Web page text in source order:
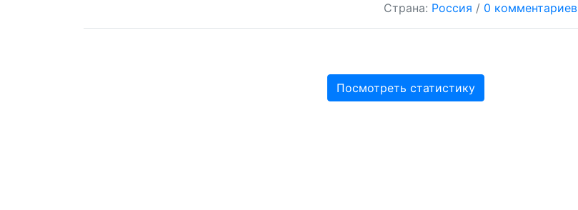
Страна: Россия / 0 комментариев
Посмотреть статистику